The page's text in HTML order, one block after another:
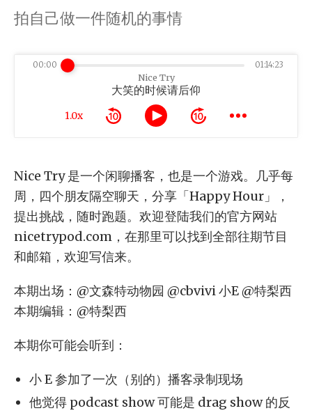
拍自己做一件随机的事情
Nice Try
大笑的时候请后仰
1.0x
00:00 01:14:23
Nice Try 是一个闲聊播客，也是一个游戏。几乎每
周，四个朋友隔空聊天，分享「Happy Hour」，
提出挑战，随时跑题。欢迎登陆我们的官方网站
nicetrypod.com，在那里可以找到全部往期节目
和邮箱，欢迎写信来。
本期出场：@文森特动物园 @cbvivi 小E @特梨西
本期编辑：@特梨西
本期你可能会听到：
小 E 参加了一次（别的）播客录制现场
他觉得 podcast show 可能是 drag show 的反